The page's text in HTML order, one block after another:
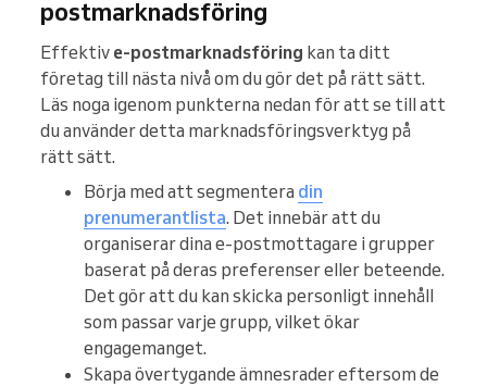
postmarknadsföring
Effektiv e-postmarknadsföring kan ta ditt
företag till nästa nivå om du gör det på rätt sätt.
Läs noga igenom punkterna nedan för att se till att
du använder detta marknadsföringsverktyg på
rätt sätt.
Börja med att segmentera din
prenumerantlista. Det innebär att du
organiserar dina e-postmottagare i grupper
baserat på deras preferenser eller beteende.
Det gör att du kan skicka personligt innehåll
som passar varje grupp, vilket ökar
engagemanget.
Skapa övertygande ämnesrader eftersom de